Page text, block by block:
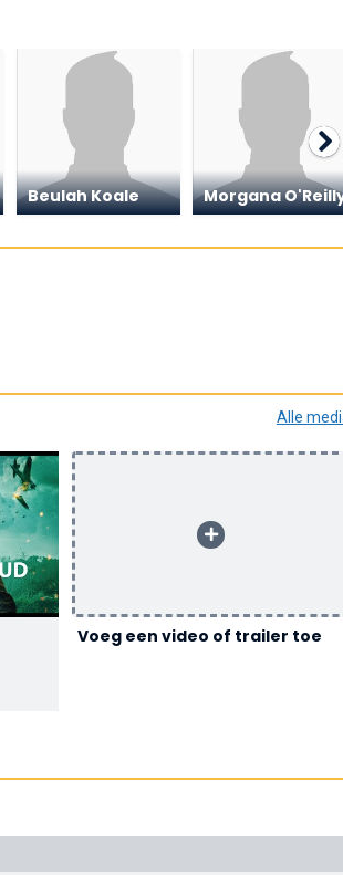
Beulah Koale Morgana
Alle
Voeg een video of trailer toe